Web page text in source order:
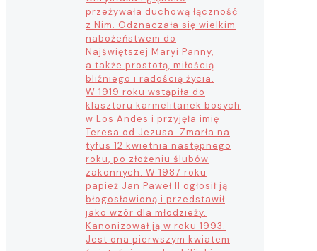
przeżywała duchową łączność
z Nim. Odznaczała się wielkim
nabożeństwem do
Najświętszej Maryi Panny,
a także prostotą, miłością
bliźniego i radością życia.
W 1919 roku wstąpiła do
klasztoru karmelitanek bosych
w Los Andes i przyjęła imię
Teresa od Jezusa. Zmarła na
tyfus 12 kwietnia następnego
roku, po złożeniu ślubów
zakonnych. W 1987 roku
papież Jan Paweł II ogłosił ją
błogosławioną i przedstawił
jako wzór dla młodzieży.
Kanonizował ją w roku 1993.
Jest ona pierwszym kwiatem